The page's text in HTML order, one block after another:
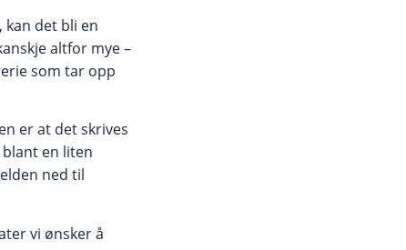
kan det bli en
altfor mye –
som tar opp
er at det skrives
en liten
ned til
vi ønsker å